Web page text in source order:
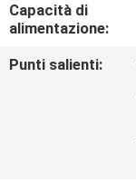
MAPPA
Capacità di
alimentazione:
Punti salienti: